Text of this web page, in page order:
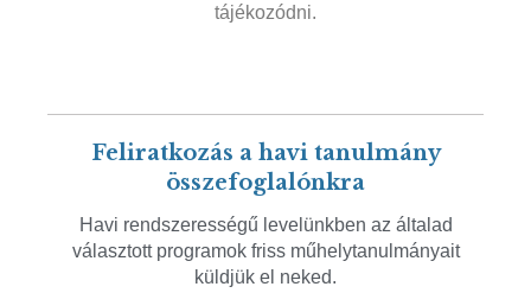
tájékozódni.
Feliratkozás a havi tanulmány
összefoglalónkra
Havi rendszerességű levelünkben az általad
választott programok friss műhelytanulmányait
küldjük el neked.